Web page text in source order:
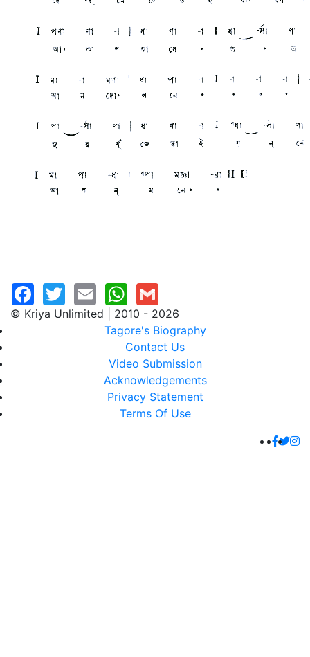
© Kriya Unlimited | 2010 - 2026
Tagore's Biography
Contact Us
Video Submission
Acknowledgements
Privacy Statement
Terms Of Use